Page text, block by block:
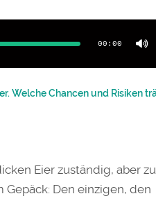
00:00
Welche Chancen und Risiken
Eier zuständig, aber
Den einzigen, den